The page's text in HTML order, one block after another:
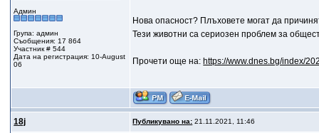
Админ
Група: админ
Съобщения: 17 864
Участник # 544
Дата на регистрация: 10-August
06
Нова опасност? Плъховете могат да
Тези животни са сериозен проблем за
Прочети още на: https://www.dnes.bg/index/
18j Публикувано на: 21.11.2021, 11:46